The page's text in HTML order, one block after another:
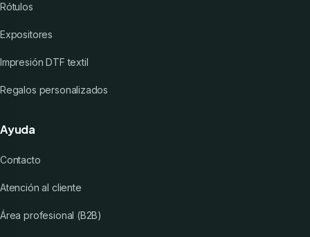
Rótulos
Expositores
Impresión DTF textil
Regalos personalizados
Ayuda
Contacto
Atención al cliente
Área profesional (B2B)